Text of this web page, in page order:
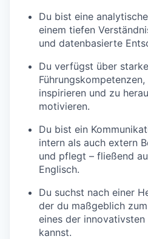
Du bist eine
einem tiefen
und datenbasierte
Du verfügst über starke
inspirieren und zu
motivieren.
Du bist ein
intern als auch extern
und pflegt – fließend
Englisch.
Du suchst nach einer
der du maßgeblich
eines der
kannst.